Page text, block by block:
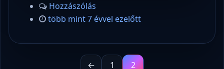
Hozzászólás
több mint 7 évvel ezelőtt
← 1 2